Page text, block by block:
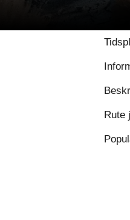
Rute
9 /